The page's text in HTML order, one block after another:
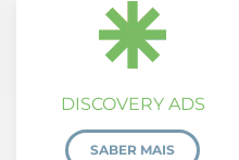
DISCOVERY ADS
SABER MAIS